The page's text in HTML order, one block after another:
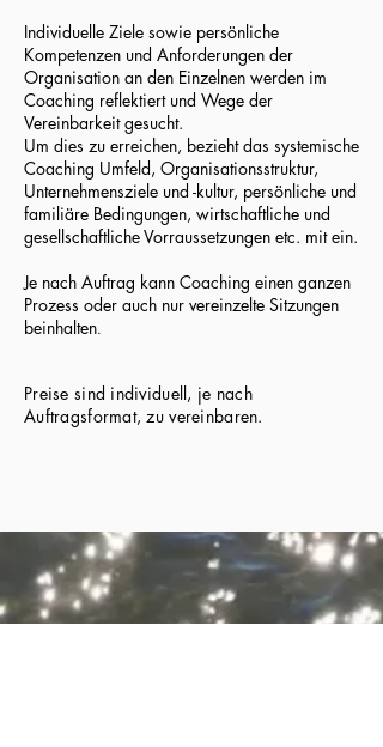
Individuelle Ziele sowie persönliche
Kompetenzen und Anforderungen der
Organisation an den Einzelnen werden im
Coaching reflektiert und Wege der
Vereinbarkeit gesucht.
Um dies zu erreichen, bezieht das systemische
Coaching Umfeld, Organisationsstruktur,
Unternehmensziele und -kultur, persönliche und
familiäre Bedingungen, wirtschaftliche und
gesellschaftliche Vorraussetzungen etc. mit ein.
Je nach Auftrag kann Coaching einen ganzen
Prozess oder auch nur vereinzelte Sitzungen
beinhalten.
Preise sind individuell, je nach
Auftragsformat, zu vereinbaren.